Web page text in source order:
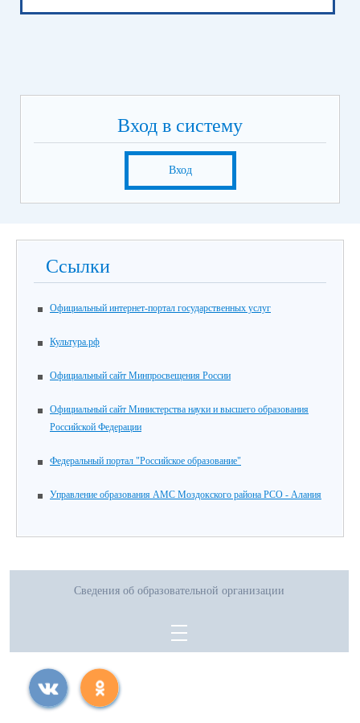
Вход в систему
Вход
Ссылки
Официальный интернет-портал государственных услуг
Культура.рф
Официальный сайт Минпросвещения России
Официальный сайт Министерства науки и высшего образования
Российской Федерации
Федеральный портал "Российское образование"
Управление образования АМС Моздокского района РСО - Алания
Сведения об образовательной организации